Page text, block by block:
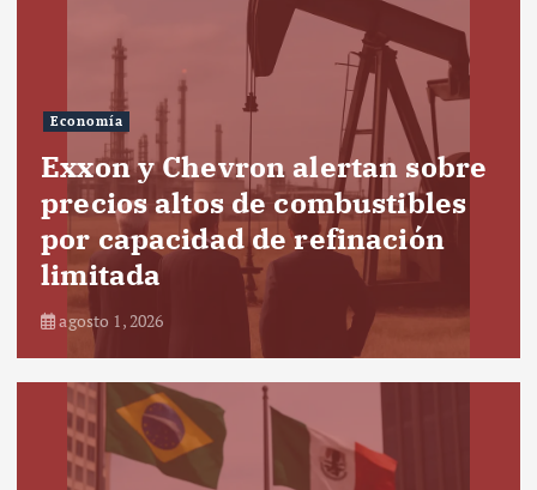
Economía
Exxon y Chevron alertan sobre
precios altos de combustibles
por capacidad de refinación
limitada
agosto 1, 2026